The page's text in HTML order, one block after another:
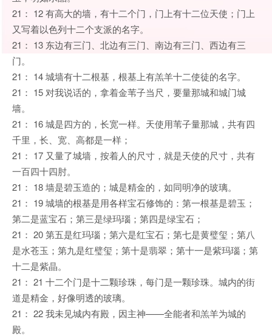
21： 12 有高大的墙，有十二个门，门上有十二位天使；门上
又写着以色列十二个支派的名字。
21： 13 东边有三门、北边有三门、南边有三门、西边有三
门。
21： 14 城墙有十二根基，根基上有羔羊十二使徒的名字。
21： 15 对我说话的，拿着金苇子当尺，要量那城和城门城
墙。
21： 16 城是四方的，长宽一样。天使用苇子量那城，共有四
千里，长、宽、高都是一样；
21： 17 又量了城墙，按着人的尺寸，就是天使的尺寸，共有
一百四十四肘。
21： 18 墙是碧玉造的；城是精金的，如同明净的玻璃。
21： 19 城墙的根基是用各样宝石修饰的：第一根基是碧玉；
第二是蓝宝石；第三是绿玛瑙；第四是绿宝石；
21： 20 第五是红玛瑙；第六是红宝石；第七是黄璧玺；第八
是水苍玉；第九是红璧玺；第十是翡翠；第十一是紫玛瑙；第
十二是紫晶。
21： 21 十二个门是十二颗珍珠，每门是一颗珍珠。城内的街
道是精金，好像明透的玻璃。
21： 22 我未见城内有殿，因主神——全能者和羔羊为城的
殿。